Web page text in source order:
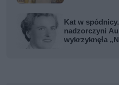
Kat w
nadzorczyni
wykrzyknęła